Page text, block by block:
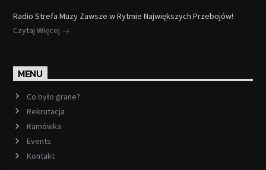
Radio Strefa Muzy Zawsze w Rytmie Największych Przebojów!
Czytaj Więcej
MENU
Co było grane?
Rekrutacja
Ramówka
Events
Kontakt